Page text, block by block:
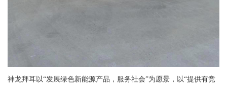
神龙拜耳以“发展绿色新能源产品，服务社会”为愿景，以“提供有竞